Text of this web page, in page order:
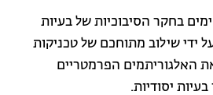
בחקר הסיבוכיות של בעיות
ידי שילוב מתוחכם של טכניקות
האלגוריתמים הפרמטריים
יסודיות.